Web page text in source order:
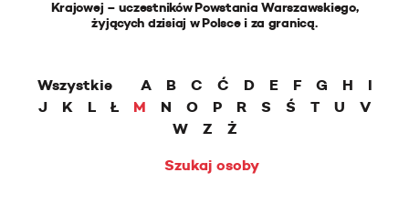
Krajowej – uczestników Powstania Warszawskiego,
żyjących dzisiaj w Polsce i za granicą.
Wszystkie A B C Ć D E F G H
I
J
K L Ł M N O P R S Ś T U
V
W
Z
Ż
Szukaj osoby